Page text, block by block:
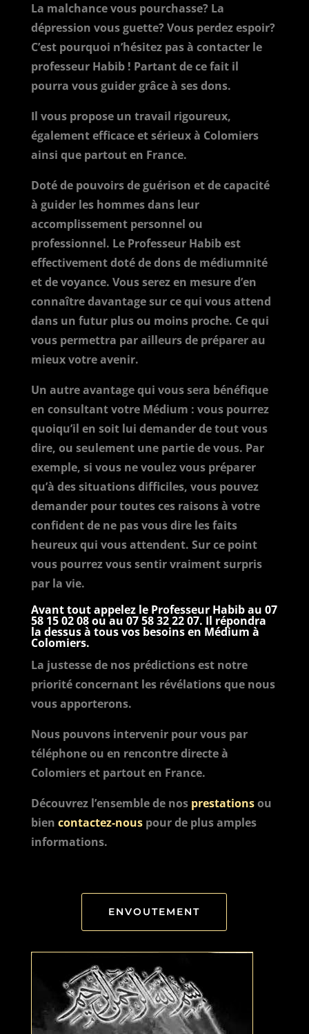
La malchance vous pourchasse? La
dépression vous guette? Vous perdez espoir?
C’est pourquoi n’hésitez pas à contacter le
professeur Habib ! Partant de ce fait il
pourra vous guider grâce à ses dons.
Il vous propose un travail rigoureux,
également efficace et sérieux à Colomiers
ainsi que partout en France.
Doté de pouvoirs de guérison et de capacité
à guider les hommes dans leur
accomplissement personnel ou
professionnel. Le Professeur Habib est
effectivement doté de dons de médiumnité
et de voyance. Vous serez en mesure d’en
connaître davantage sur ce qui vous attend
dans un futur plus ou moins proche. Ce qui
vous permettra par ailleurs de préparer au
mieux votre avenir.
Un autre avantage qui vous sera bénéfique
en consultant votre Médium : vous pourrez
quoiqu’il en soit lui demander de tout vous
dire, ou seulement une partie de vous. Par
exemple, si vous ne voulez vous préparer
qu’à des situations difficiles, vous pouvez
demander pour toutes ces raisons à votre
confident de ne pas vous dire les faits
heureux qui vous attendent. Sur ce point
vous pourrez vous sentir vraiment surpris
par la vie.
Avant tout appelez le Professeur Habib au 07
58 15 02 08ou au 07 58 32 22 07. Il répondra
la dessus à tous vos besoins en Médium à
Colomiers.
La justesse de nos prédictions est notre
priorité concernant les révélations que nous
vous apporterons.
Nous pouvons intervenir pour vous par
téléphone ou en rencontre directe à
Colomiers et partout en France.
Découvrez l’ensemble de nos prestationsou
bien contactez-nouspour de plus amples
informations.
ENVOUTEMENT